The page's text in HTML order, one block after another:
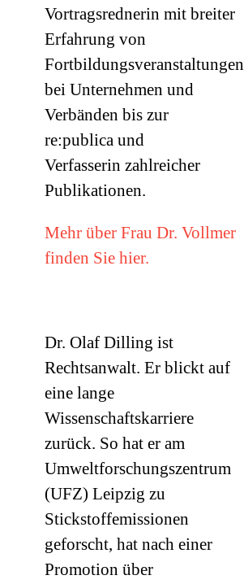
Vortragsrednerin mit breiter
Erfahrung von
Fortbildungsveranstaltungen
bei Unternehmen und
Verbänden bis zur
re:publica und
Verfasserin zahlreicher
Publikationen.
Mehr über Frau Dr. Vollmer
finden Sie hier.
Dr. Olaf Dilling ist
Rechtsanwalt. Er blickt auf
eine lange
Wissenschaftskarriere
zurück. So hat er am
Umweltforschungszentrum
(UFZ) Leipzig zu
Stickstoffemissionen
geforscht, hat nach einer
Promotion über